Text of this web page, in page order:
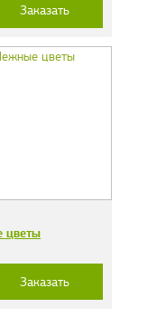
Заказать
цветы
Заказать